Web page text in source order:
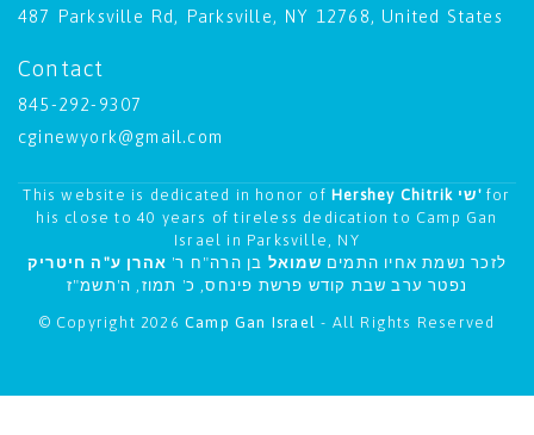
487 Parksville Rd, Parksville, NY 12768, United States
Contact
845-292-9307
cginewyork@gmail.com
This website is dedicated in honor of Hershey Chitrik שי' for
his close to 40 years of tireless dedication to Camp Gan
Israel in Parksville, NY
לזכר נשמת אחיו התמים שמואל בן הרה"ח ר' אהרן ע"ה חיטריק
נפטר ערב שבת קודש פרשת פינחס, כ' תמוז, ה'תשמ"ז
© Copyright 2026 Camp Gan Israel- All Rights Reserved